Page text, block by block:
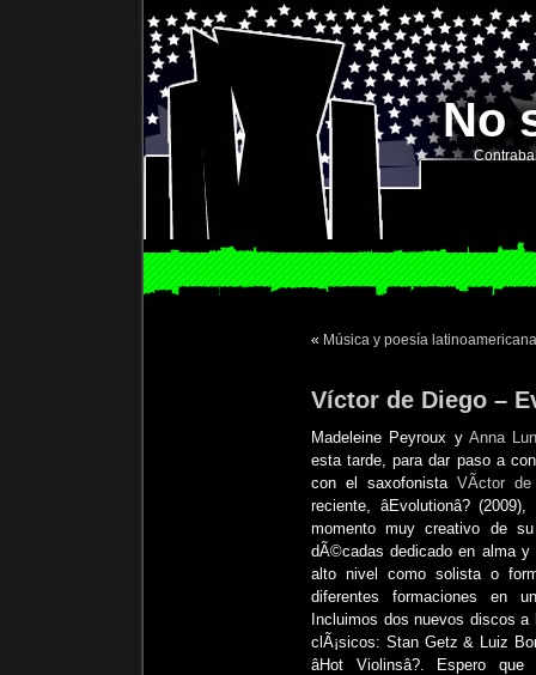
No
« Música y poesía latinoamericana
Víctor de Diego –
Madeleine Peyroux y Anna
esta tarde, para dar paso a
con el saxofonista VÃ­ctor de
reciente, âEvolutionâ?
momento muy creativo de
dÃ©cadas dedicado en alma
alto nivel como solista o
diferentes formaciones en
Incluimos dos nuevos discos
clÃ¡sicos: Stan Getz & Luiz
âHot Violinsâ?. Espero